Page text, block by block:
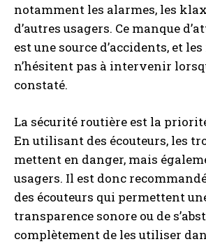
notamment les alarmes, les
d’autres usagers. Ce manque
est une source d’accidents, et
n’hésitent pas à intervenir
constaté.
La sécurité routière est la
En utilisant des écouteurs, les
mettent en danger, mais
usagers. Il est donc
des écouteurs qui permettent
transparence sonore ou de
complètement de les utiliser